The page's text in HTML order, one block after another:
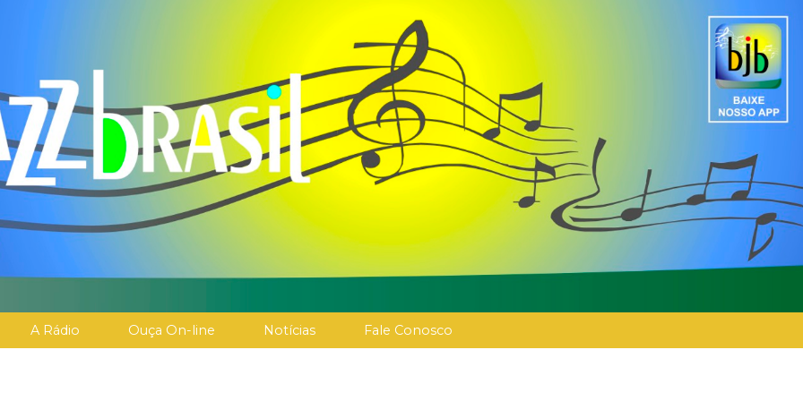
A Rádio Ouça On-line Notícias Fale Conosco